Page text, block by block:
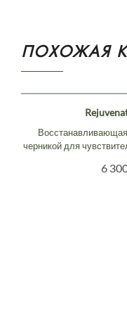
ПОХОЖАЯ
черникой для
6